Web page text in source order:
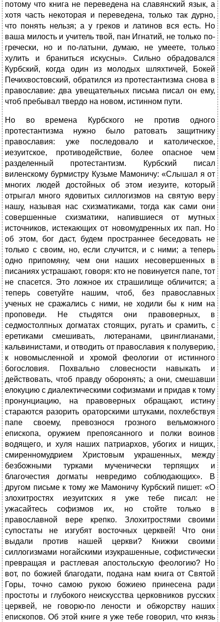
потому что книга не переведена на славянский язык, а
хотя часть некоторая и переведена, только так дурно,
что понять нельзя; а у греков и латинов вся есть. Но
ваша милость и учитель твой, пан Игнатий, не только по-
гречески, но и по-латыни, думаю, не умеете, только
хулить и браниться искусны». Сильно обрадовался
Курбский, когда один из молодых шляхтичей, Бокей
Печихвостовский, обратился из протестантизма снова в
православие: два увещательных письма писал он ему,
чтоб пребывал твердо на новом, истинном пути.
Но во времена Курбского не против одного
протестантизма нужно было ратовать защитнику
православия: уже последовало и католическое,
иезуитское, противодействие, более опасное чем
разделенный протестантизм. Курбский писал
виленскому бурмистру Кузьме Мамоничу: «Слышал я от
многих людей достойных об этом иезуите, который
отрыгал много ядовитых силлогизмов на святую веру
нашу, называя нас схизматиками, тогда как сами они
совершенные схизматики, напившиеся от мутных
источников, истекающих от новомудренных их пап. Но
об этом, бог даст, будем пространнее беседовать не
только с своим, но, если случится, и с ними; а теперь
одно припомяну, чем они наших несовершенных в
писаниях устрашают, говоря: кто не повинуется папе, тот
не спасется. Это ложное их страшилище обличится; а
теперь советуйте нашим, чтоб, без православных
ученых не сражались с ними, не ходили бы к ним на
проповеди. Не стыдятся они правоверных, в
седмостолпных догматах стоящих, ругать и срамить, с
еретиками смешивать, лютеранами, цвинглианами,
кальвинистами, и отводить от православия к полуверию,
к новомысленной и хромой феологии от истинного
богословия. Похвально словесности навыкать и
действовать, чтоб правду оборонять; а они, смешавши
елокуцию с диалектическими софизмами и придав к тому
пронунциацию, на правоверных обращают, истину
стараются разорить ораторскими штуками, похлебствуя
папе своему, превознося грозного вельможного
епископа, оружием препоясанного и полки воинов
водящего, и хуля наших патриархов, убогих и нищих,
смиренномудрием Христовым украшенных, между
безбожными турками мученически терпящих и
благочестия догматы невредимо соблюдающих». В
другом письме к тому же Мамоничу Курбский пишет: «О
злохитростях иезуитских я уже тебе писал: не
ужасайтесь софизмов их, но стойте только в
православной вере крепко. Злохитростями своими
супостаты не изгубят восточных церквей! Что они
выдали против нашей церкви? Книжки своими
силлогизмами ногайскими изукрашенные, софистически
превращая и растлевая апостольскую феологию? Но
вот, по божией благодати, подана нам книга от Святой
Горы, точно самою рукою божиею принесена ради
простоты и глубокого неискусства церковников русских
церквей, не говорю-по лености и обжорству наших
епископов. Об этой книге я уже тебе говорил, что князь